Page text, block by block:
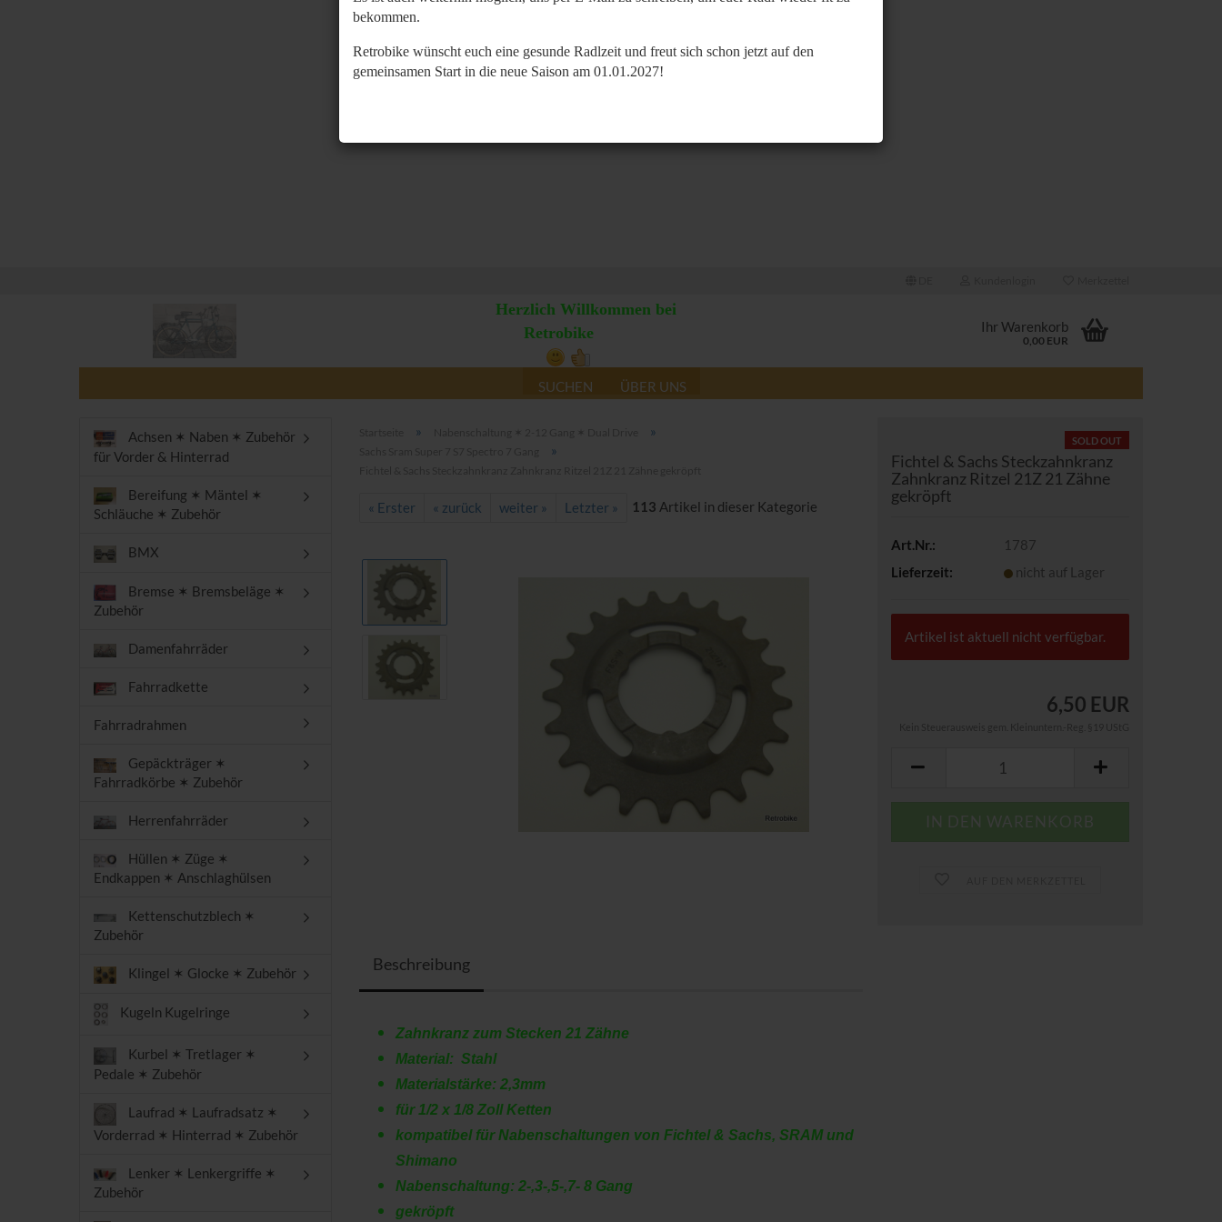
bekommen.
Retrobike wünscht euch eine gesunde Radlzeit und freut sich schon jetzt auf den
gemeinsamen Start in die neue Saison am 01.01.2027!
Herzlich Willkommen bei
Retrobike
Ihr Warenkorb
0,00 EUR
SUCHEN ÜBER UNS
» »
»
« Erster « zurück weiter » Letzter » 113 Artikel in dieser Kategorie
SOLD OUT
Fichtel & Sachs Steckzahnkranz
Zahnkranz Ritzel 21Z 21 Zähne
gekröpft
Art.Nr.:
1787
Lieferzeit:
nicht auf Lager
Artikel ist aktuell nicht verfügbar.
6,50 EUR
Beschreibung
Zahnkranz zum Stecken 21 Zähne
Material: Stahl
Materialstärke: 2,3mm
für 1/2 x 1/8 Zoll Ketten
kompatibel für Nabenschaltungen von Fichtel & Sachs, SRAM und
Shimano
Nabenschaltung: 2-,3-,5-,7- 8 Gang
gekröpft
Achsen ✶ Naben ✶ Zubehör
für Vorder & Hinterrad
Bereifung ✶ Mäntel ✶
Schläuche ✶ Zubehör
BMX
Bremse ✶ Bremsbeläge ✶
Zubehör
Damenfahrräder
Fahrradkette
Fahrradrahmen
Gepäckträger ✶
Fahrradkörbe ✶ Zubehör
Herrenfahrräder
Hüllen ✶ Züge ✶
Endkappen ✶ Anschlaghülsen
Kettenschutzblech ✶
Zubehör
Klingel ✶ Glocke ✶ Zubehör
Kugeln Kugelringe
Kurbel ✶ Tretlager ✶
Pedale ✶ Zubehör
Laufrad ✶ Laufradsatz ✶
Vorderrad ✶ Hinterrad ✶ Zubehör
Lenker ✶ Lenkergriffe ✶
Zubehör